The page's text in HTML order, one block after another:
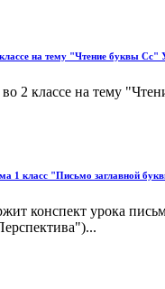
классе на тему "Чтение буквы
во 2 классе на тему
1 класс "Письмо заглавной
конспект урока